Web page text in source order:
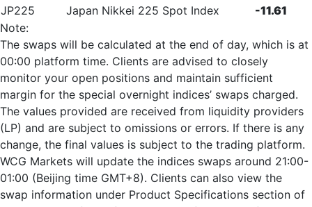
JP225
Japan Nikkei 225 Spot Index
-11.61
Note:
The swaps will be calculated at the end of day, which is at
00:00 platform time. Clients are advised to closely
monitor your open positions and maintain sufficient
margin for the special overnight indices’ swaps charged.
The values provided are received from liquidity providers
(LP) and are subject to omissions or errors. If there is any
change, the final values is subject to the trading platform.
WCG Markets will update the indices swaps around 21:00-
01:00 (Beijing time GMT+8). Clients can also view the
swap information under Product Specifications section of